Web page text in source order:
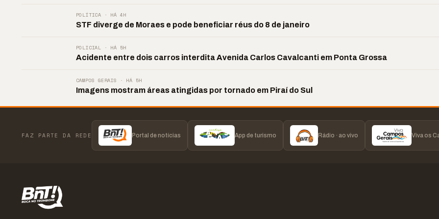
POLÍTICA · HÁ 4H
STF diverge de Moraes e pode beneficiar réus do 8 de janeiro
POLICIAL · HÁ 5H
Acidente entre dois carros interdita Avenida Carlos Cavalcanti em Ponta Grossa
CAMPOS GERAIS · HÁ 5H
Imagens mostram áreas atingidas por tornado em Piraí do Sul
FAZ PARTE DA REDE Portal de notícias App de turismo Rádio · ao vivo Viva os